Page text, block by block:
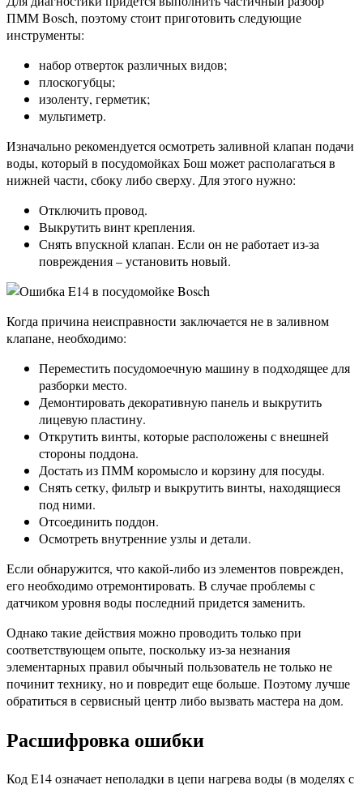
ПММ Bosch, поэтому стоит приготовить следующие
инструменты:
набор отверток различных видов;
плоскогубцы;
изоленту, герметик;
мультиметр.
Изначально рекомендуется осмотреть заливной клапан подачи
воды, который в посудомойках Бош может располагаться в
нижней части, сбоку либо сверху. Для этого нужно:
Отключить провод.
Выкрутить винт крепления.
Снять впускной клапан. Если он не работает из-за
повреждения – установить новый.
Когда причина неисправности заключается не в заливном
клапане, необходимо:
Переместить посудомоечную машину в подходящее для
разборки место.
Демонтировать декоративную панель и выкрутить
лицевую пластину.
Открутить винты, которые расположены с внешней
стороны поддона.
Достать из ПММ коромысло и корзину для посуды.
Снять сетку, фильтр и выкрутить винты, находящиеся
под ними.
Отсоединить поддон.
Осмотреть внутренние узлы и детали.
Если обнаружится, что какой-либо из элементов поврежден,
его необходимо отремонтировать. В случае проблемы с
датчиком уровня воды последний придется заменить.
Однако такие действия можно проводить только при
соответствующем опыте, поскольку из-за незнания
элементарных правил обычный пользователь не только не
починит технику, но и повредит еще больше. Поэтому лучше
обратиться в сервисный центр либо вызвать мастера на дом.
Расшифровка ошибки
Код Е14 означает неполадки в цепи нагрева воды (в моделях с